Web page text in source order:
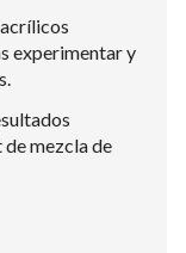
experimentar y
mezcla de